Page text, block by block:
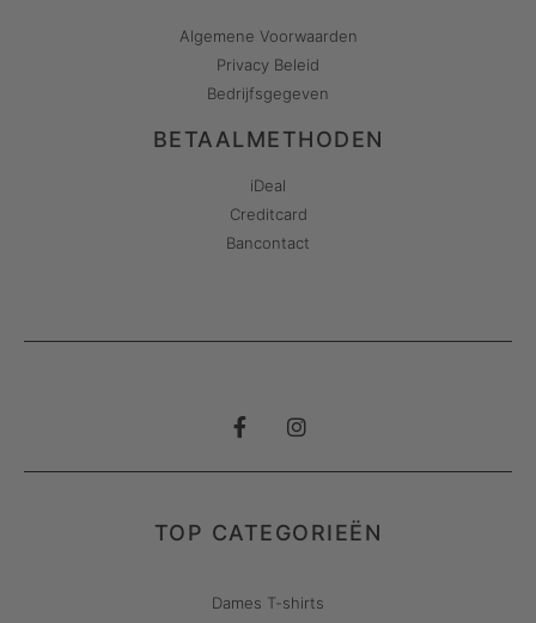
Algemene Voorwaarden
Privacy Beleid
Bedrijfsgegeven
BETAALMETHODEN
iDeal
Creditcard
Bancontact
TOP CATEGORIEËN
Dames T-shirts